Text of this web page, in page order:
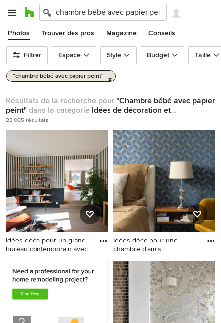
Photos Trouver des pros Magazine Conseils
Filtrer Espace Style Budget Taille
"chambre bébé avec papier peint"
Résultats de la recherche pour "Chambre bébé avec papier
peint" dans la catégorie Idées de décoration et
d'architecture
23 065 résultats
Idées déco pour un grand
bureau contemporain avec
Idées déco pour un grand
bureau contemporain avec
un mur multicolore, parquet
clair et un bureau
Idées déco pour une
chambre d'amis
Idées déco pour une
chambre d'amis
contemporaine de taille
moyenne avec parquet clair,
aucune cheminée, un sol
marron, un mur bleu et du